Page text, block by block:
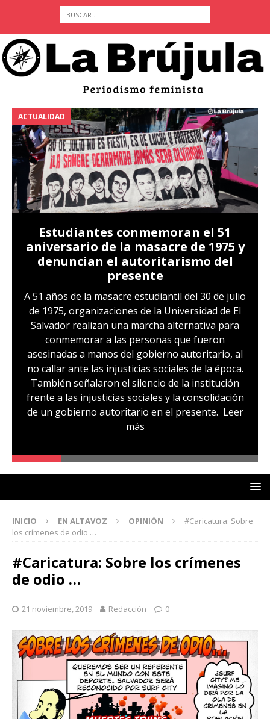
ACTUALIDAD
Estudiantes conmemoran el 51
aniversario de la masacre de 1975 y
denuncian el autoritarismo del
presente
A 51 años de la masacre estudiantil del 30 de julio
de 1975, organizaciones de la Universidad de El
Salvador realizan una marcha alternativa para
conmemorar a las personas que fueron
asesinadas a manos del gobierno autoritario, al
no callar ante las injusticias sociales de la época.
También señalaron el silencio de la institución
frente a las injusticias sociales y la consolidación
de un gobierno autoritario en el presente. Leer
más
INICIO EN ALTAVOZ OPINIÓN
#Caricatura: Sobre
los crímenes de odio …
#Caricatura: Sobre los crímenes
de odio …
21 noviembre, 2019 Redacción 0